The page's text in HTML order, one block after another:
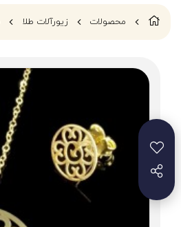
محصولات زیورآلات طلا